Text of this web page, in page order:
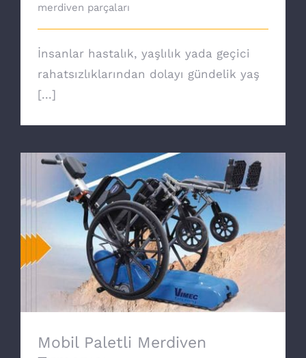
merdiven parçaları
İnsanlar hastalık, yaşlılık yada geçici
rahatsızlıklarından dolayı gündelik yaş
[...]
Mobil Paletli Merdiven Tırmanıcı
Mobil Paletli Merdiven